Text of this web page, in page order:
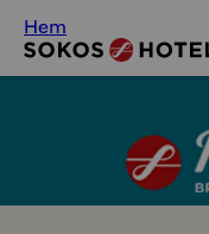
Hem